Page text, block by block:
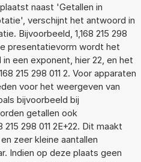
naast 'Getallen in
verschijnt het antwoord in
Bijvoorbeeld, 1,168 215 298
presentatievorm wordt het
een exponent, hier 22, en het
215 298 011 2. Voor apparaten
voor het weergeven van
bijvoorbeeld bij
getallen ook
298 011 2E+22. Dit maakt
zeer kleine aantallen
Indien op deze plaats geen